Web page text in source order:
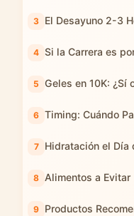
El Desayuno 2-3
Si la Carrera es
Geles en 10K: ¿Sí
Timing: Cuándo
Hidratación el Día
Alimentos a Evitar
Productos